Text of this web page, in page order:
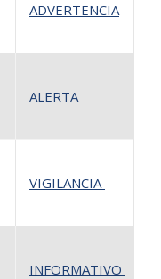
ADVERTENCIA
ALERTA
VIGILANCIA
INFORMATIVO